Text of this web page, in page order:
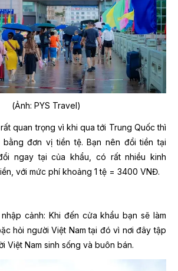
(Ảnh: PYS Travel)
quan trọng vì khi qua tới Trung Quốc thì
bằng đơn vị tiền tệ. Bạn nên đổi tiền tại
ngay tại của khẩu, có rất nhiều kinh
với mức phí khoảng 1 tệ = 3400 VNĐ.
cảnh: Khi đến cửa khẩu bạn sẽ làm
hỏi người Việt Nam tại đó vì nơi đây tập
Việt Nam sinh sống và buôn bán.